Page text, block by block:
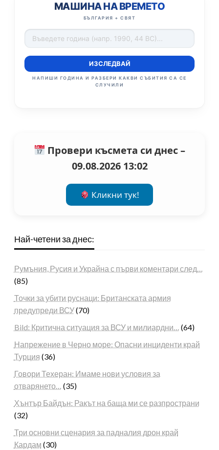
МАШИНА НА ВРЕМЕТО
БЪЛГАРИЯ + СВЯТ
ИЗСЛЕДВАЙ
НАПИШИ ГОДИНА И РАЗБЕРИ КАКВИ СЪБИТИЯ СА СЕ
СЛУЧИЛИ
Провери късмета си днес –
09.08.2026 13:02
Кликни тук!
Най-четени за днес:
Румъния, Русия и Украйна с първи коментари след…
(85)
Точки за убити руснаци: Британската армия
предупреди ВСУ(70)
Bild: Критична ситуация за ВСУ и милиардни… (64)
Напрежение в Черно море: Опасни инциденти край
Турция (36)
Говори Техеран: Имаме нови условия за
отварянето… (35)
Хънтър Байдън: Ракът на баща ми се разпространи
(32)
Три основни сценария за падналия дрон край
Кардам (30)